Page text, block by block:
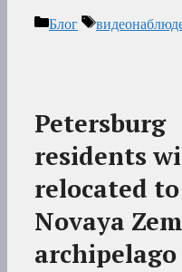
Рубрики
Блог Метки
Petersburg
residents
relocated
Novaya
archipelago